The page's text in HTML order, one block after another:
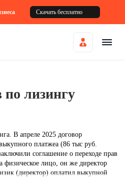
Скачать бесплатно
по лизингу
В апреле 2025 договор
платжеа (86 тыс руб.
соглашение о переходе прав
физическое лицо, он же директор
(директор) оплатил выкупной